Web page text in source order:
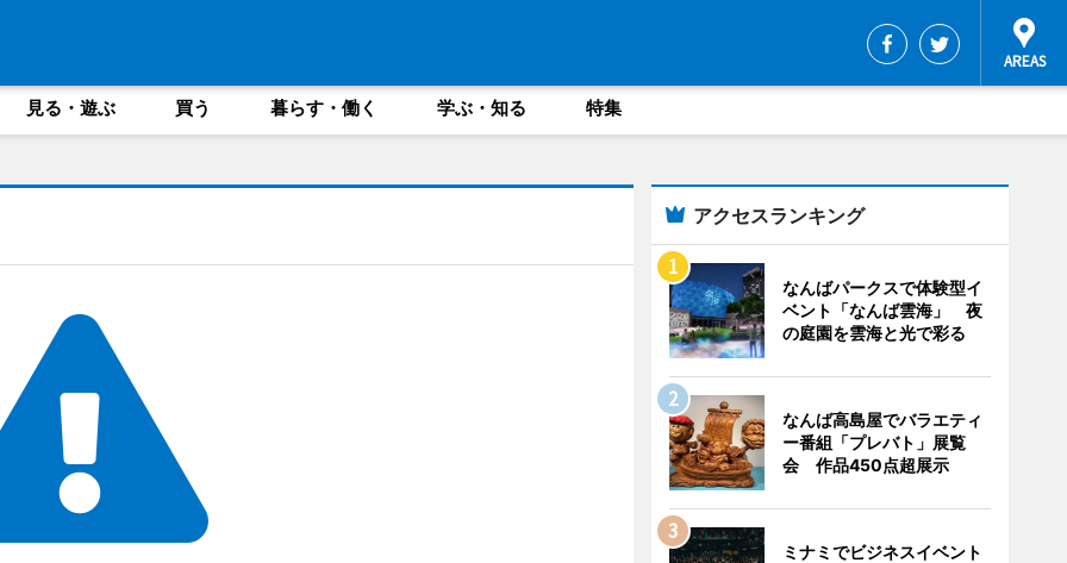
見る・遊ぶ 買う 暮らす・働く 学ぶ・知る 特集
アクセスランキング
なんばパークスで体験型イ
ベント「なんば雲海」 夜
の庭園を雲海と光で彩る
なんば高島屋でバラエティ
ー番組「プレバト」展覧
会 作品450点超展示
ミナミでビジネスイベント